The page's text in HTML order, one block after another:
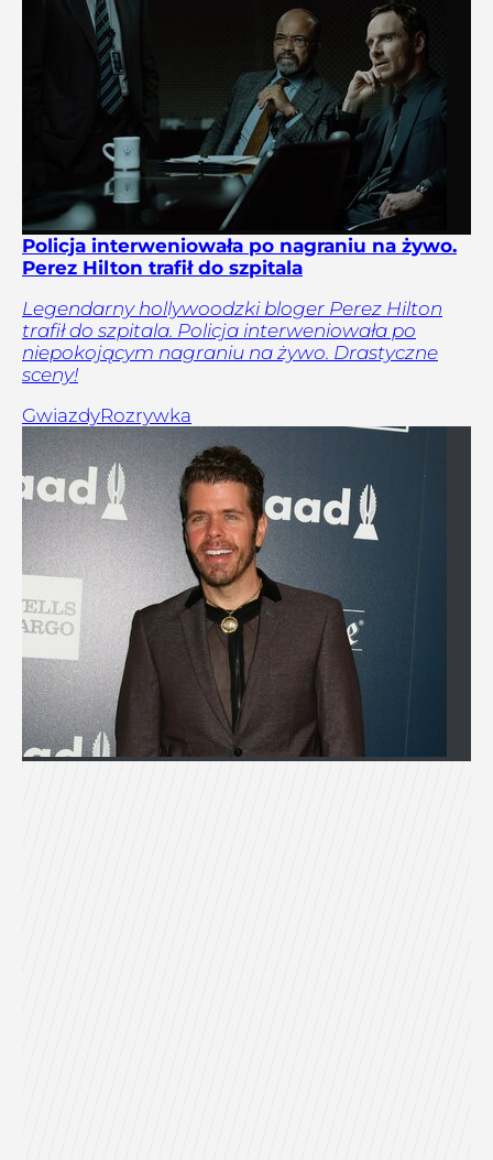
Policja interweniowała po nagraniu na żywo.
Perez Hilton trafił do szpitala
Legendarny hollywoodzki bloger Perez Hilton
trafił do szpitala. Policja interweniowała po
niepokojącym nagraniu na żywo. Drastyczne
sceny!
GwiazdyRozrywka